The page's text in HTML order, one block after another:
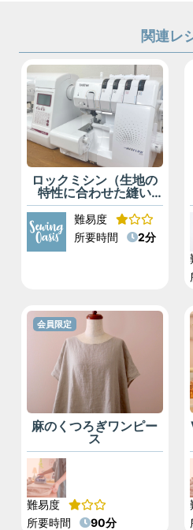
関連レ
ロックミシン（生地の
特性に合わせた縫い
方）
難易度
所要時間
2分
麻のくつろぎワンピー
ス
会員限定
難易度
所要時間
90分